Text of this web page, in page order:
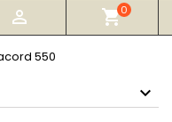
 shopping_cart0
550
Crea lista dei desideri